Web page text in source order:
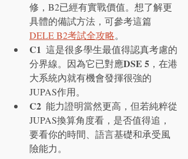
修，B2已經有實戰價值。想了解更
具體的備試方法，可參考這篇
DELE B2考試全攻略。
C1
  這是很多學生最值得認真考慮的
分界線。因為它已對應DSE 5 ，在港
大系統內就有機會發揮很強的
JUPAS作用。
C2
  能力證明當然更高，但若純粹從
JUPAS換算角度看，是否值得追，
要看你的時間、語言基礎和承受風
險能力。